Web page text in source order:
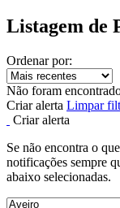
Listagem de
Ordenar por:
Não foram
Criar alerta Limpar
Criar alerta
Se não encontra o
notificações sempre
abaixo selecionadas.